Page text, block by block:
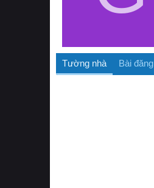
Tường nhà Bài đăng